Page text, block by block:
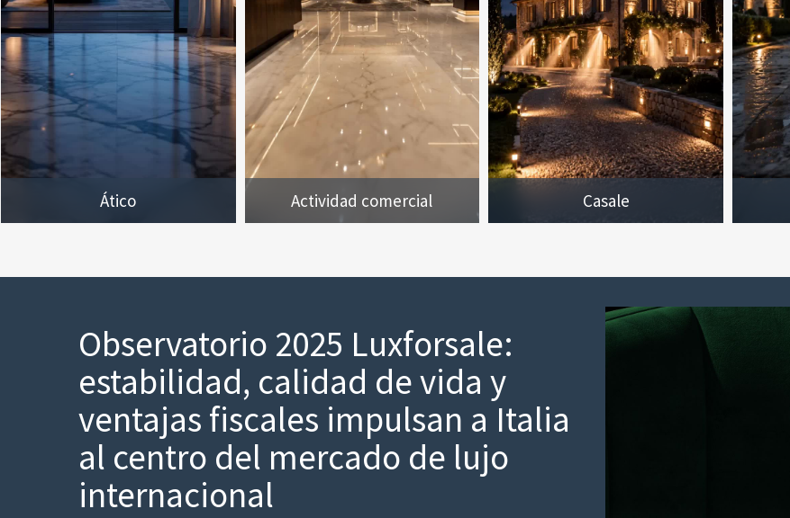
Ático Actividad comercial Casale
Observatorio 2025 Luxforsale:
estabilidad, calidad de vida y
ventajas fiscales impulsan a Italia
al centro del mercado de lujo
internacional